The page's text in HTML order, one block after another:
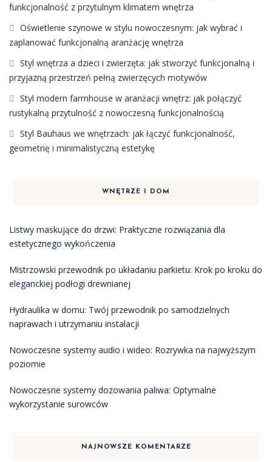
funkcjonalność z przytulnym klimatem wnętrza
Oświetlenie szynowe w stylu nowoczesnym: jak wybrać i
zaplanować funkcjonalną aranżację wnętrza
Styl wnętrza a dzieci i zwierzęta: jak stworzyć funkcjonalną i
przyjazną przestrzeń pełną zwierzęcych motywów
Styl modern farmhouse w aranżacji wnętrz: jak połączyć
rustykalną przytulność z nowoczesną funkcjonalnością
Styl Bauhaus we wnętrzach: jak łączyć funkcjonalność,
geometrię i minimalistyczną estetykę
WNĘTRZE I DOM
Listwy maskujące do drzwi: Praktyczne rozwiązania dla
estetycznego wykończenia
Mistrzowski przewodnik po układaniu parkietu: Krok po kroku do
eleganckiej podłogi drewnianej
Hydraulika w domu: Twój przewodnik po samodzielnych
naprawach i utrzymaniu instalacji
Nowoczesne systemy audio i wideo: Rozrywka na najwyższym
poziomie
Nowoczesne systemy dozowania paliwa: Optymalne
wykorzystanie surowców
NAJNOWSZE KOMENTARZE